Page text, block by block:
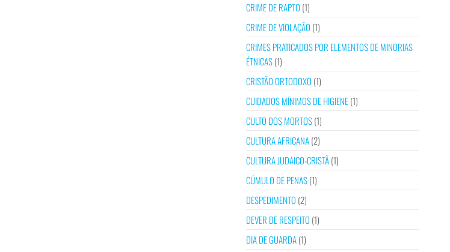
CRIME DE RAPTO (1)
CRIME DE VIOLAÇÃO (1)
CRIMES PRATICADOS POR ELEMENTOS DE MINORIAS
ÉTNICAS(1)
CRISTÃO ORTODOXO (1)
CUIDADOS MÍNIMOS DE HIGIENE(1)
CULTO DOS MORTOS(1)
CULTURA AFRICANA(2)
CULTURA JUDAICO-CRISTÃ(1)
CÚMULO DE PENAS(1)
DESPEDIMENTO (2)
DEVER DE RESPEITO (1)
DIA DE GUARDA(1)